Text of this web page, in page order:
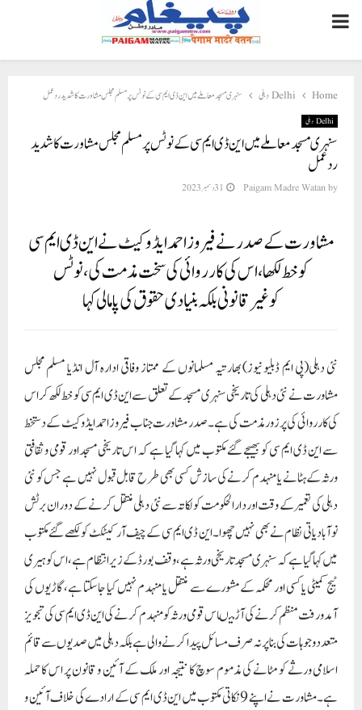
PRIMARY
MENU
Home Delhi دہلی سنہری مسجدمعاملے میں این ڈی ایم سی کے نوٹس پرمسلم مجلس مشاورت کا شدید ردعمل
Delhi دہلی
سنہری مسجدمعاملے میں این ڈی ایم سی کے نوٹس پرمسلم مجلس مشاورت کا شدید
ردعمل
by
Paigam Madre Watan 31 دسمبر 2023
مشاورت کے صدرنے فیروز احمد ایڈوکیٹ نے این ڈی ایم سی
کو خط لکھا، اس کی کارروائی کی سخت مذمت کی،نوٹس
کوغیرقانونی بلکہ بنیادی حقوق کی پامالی کہا
نئی دہلی(پی ایم ڈبلیو نیوز) بھارتیہ مسلمانوں کے ممتاز وفاقی ادارہ آل انڈیا مسلم مجلس
مشاورت نے نئی دہلی کی تاریخی سنہری مسجدکے تعلق سے این ڈی ایم سی کو خط لکھ کر اس
کی کارروائی کی پرزور مذمت کی ہے۔ صدر مشاورت جناب فیروز احمد ایڈوکیٹ کے دستخط
سے این ڈی ایم سی کو بھیجے گئے مکتوب میں کہا گیا ہے کہ اس تاریخی مسجداور قومی و ثقافتی
ورثہ کے ہٹانے یا منہدم کرنے کی سازش کسی بھی طرح قابل قبول نہیں ہے جس کو نئی
دہلی کی تعمیر کے وقت اوردارالحکومت کولکاتہ سے نئی دہلی منتقل کرنے کے دوران برٹش
نو آبادیاتی نظام نے بھی نہیں چھوا۔این ڈی ایم سی کے چیف آرکیٹکٹ کو لکھے گئے مکتوب
میں کہاگیا ہے کہ سنہری مسجد تاریخی ورثہ ہے، وقف بورڈ کے زیر انتظام ہے، اس کو ہیری
ٹیج کمیٹی یا کسی اور محکمہ کے مشورے سے منتقل یا منہدم نہیں کیا جاسکتا ہے، گاڑیوں کی
آمدورفت منظم کرنے کی آڑ میںاس قومی ورثہ کومنہدم کرنے کی این ڈی ایم سی کی تجویز
متعدد وجوہات کی بنا پر نہ صرف مسائل پیدا کرنے والی ہے بلکہ دہلی میں صدیوں سے قائم
اسلامی ورثے کو مٹانے کی مذموم سوچ کا نتیجہ اور ملک کے آئین و قانون پر اس کا حملہ
ہے۔مشاورت نے اپنے 9 نکاتی مکتوب میں این ڈی ایم سی کے ارادے کی خلاف آئین و